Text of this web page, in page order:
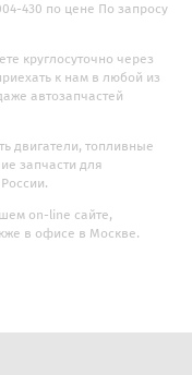
430 по цене По запросу
круглосуточно через
к нам в любой из
автозапчастей
двигатели, топливные
запчасти для
on-line сайте,
в офисе в Москве.